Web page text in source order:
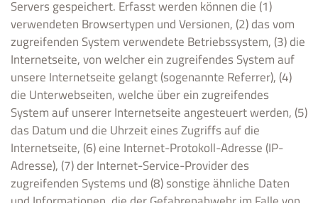
Servers gespeichert. Erfasst werden können die (1)
verwendeten Browsertypen und Versionen, (2) das vom
zugreifenden System verwendete Betriebssystem, (3) die
Internetseite, von welcher ein zugreifendes System auf
unsere Internetseite gelangt (sogenannte Referrer), (4)
die Unterwebseiten, welche über ein zugreifendes
System auf unserer Internetseite angesteuert werden, (5)
das Datum und die Uhrzeit eines Zugriffs auf die
Internetseite, (6) eine Internet-Protokoll-Adresse (IP-
Adresse), (7) der Internet-Service-Provider des
zugreifenden Systems und (8) sonstige ähnliche Daten